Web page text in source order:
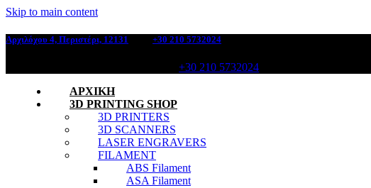
Skip to main content
Αρχιλόχου 4, Περιστέρι, 12131 +30 210 5732024
+30 210 5732024
ΑΡΧΙΚΗ
3D PRINTING SHOP
3D PRINTERS
3D SCANNERS
LASER ENGRAVERS
FILAMENT
ABS Filament
ASA Filament